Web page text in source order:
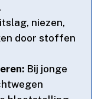
niezen,
door stoffen
Bij jonge